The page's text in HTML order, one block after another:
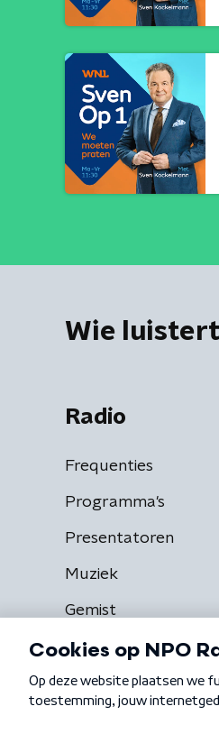
Wie luistert
Radio
Frequenties
Programma's
Presentatoren
Muziek
Gemist
Algemene voorwaarden